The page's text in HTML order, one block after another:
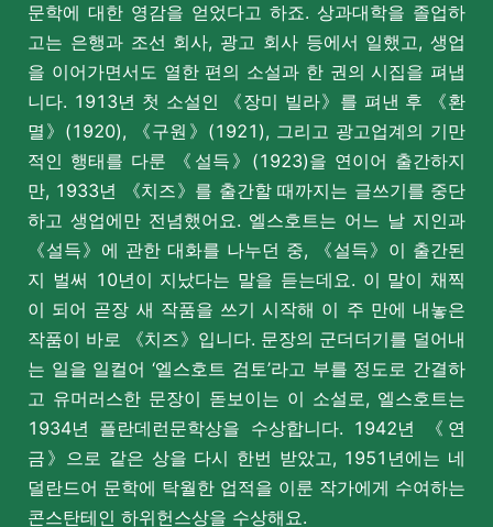
문학에 대한 영감을 얻었다고 하죠. 상과대학을 졸업하
고는 은행과 조선 회사, 광고 회사 등에서 일했고, 생업
을 이어가면서도 열한 편의 소설과 한 권의 시집을 펴냅
니다. 1913년 첫 소설인 《장미 빌라》를 펴낸 후 《환
멸》(1920), 《구원》(1921), 그리고 광고업계의 기만
적인 행태를 다룬 《설득》(1923)을 연이어 출간하지
만, 1933년 《치즈》를 출간할 때까지는 글쓰기를 중단
하고 생업에만 전념했어요. 엘스호트는 어느 날 지인과
《설득》에 관한 대화를 나누던 중, 《설득》이 출간된
지 벌써 10년이 지났다는 말을 듣는데요. 이 말이 채찍
이 되어 곧장 새 작품을 쓰기 시작해 이 주 만에 내놓은
작품이 바로
《치즈》입니다. 문장의 군더더기를 덜어내
는 일을 일컬어 ‘엘스호트 검토’라고 부를 정도로 간결하
고 유머러스한 문장이 돋보이는 이 소설로, 엘스호트는
1934년 플란데런문학상을 수상합니다. 1942년 《연
금》으로 같은 상을 다시 한번 받았고, 1951년에는 네
덜란드어 문학에 탁월한 업적을 이룬 작가에게 수여하는
콘스탄테인 하위헌스상을 수상해요.